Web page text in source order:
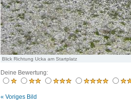
Blick Richtung Ucka am Startplatz
Deine Bewertung:
« Voriges Bild